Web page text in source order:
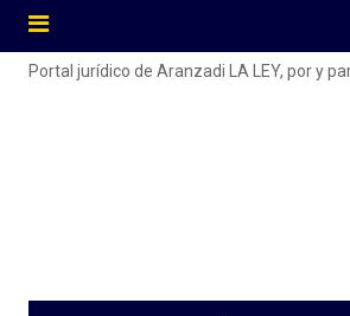
Portal jurídico de Aranzadi LA LEY, por y